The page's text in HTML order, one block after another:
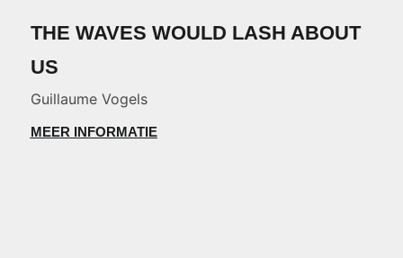
THE WAVES WOULD LASH ABOUT
US
Guillaume Vogels
MEER INFORMATIE